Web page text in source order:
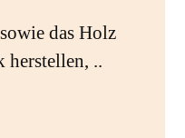
das Holz
herstellen, ..